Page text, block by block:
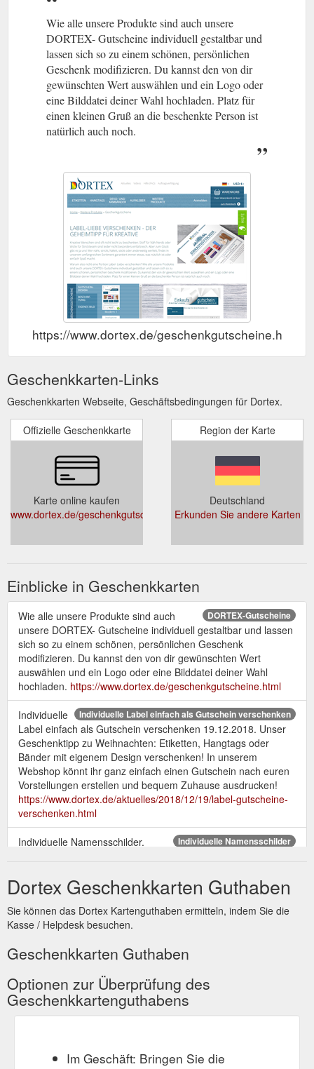
Wie alle unsere Produkte sind auch unsere
DORTEX- Gutscheine individuell gestaltbar und
lassen sich so zu einem schönen, persönlichen
Geschenk modifizieren. Du kannst den von dir
gewünschten Wert auswählen und ein Logo oder
eine Bilddatei deiner Wahl hochladen. Platz für
einen kleinen Gruß an die beschenkte Person ist
natürlich auch noch.
https://www.dortex.de/geschenkgutscheine.html
Geschenkkarten-Links
Geschenkkarten Webseite, Geschäftsbedingungen für Dortex.
Offizielle Geschenkkarte
Karte online kaufen
www.dortex.de/geschenkgutscheine.html
Region der Karte
Deutschland
Erkunden Sie andere Karten
Einblicke in Geschenkkarten
DORTEX-Gutscheine
Wie alle unsere Produkte sind auch
unsere DORTEX- Gutscheine individuell gestaltbar und lassen
sich so zu einem schönen, persönlichen Geschenk
modifizieren. Du kannst den von dir gewünschten Wert
auswählen und ein Logo oder eine Bilddatei deiner Wahl
hochladen. https://www.dortex.de/geschenkgutscheine.html
Individuelle Label einfach als Gutschein verschenken
Individuelle
Label einfach als Gutschein verschenken 19.12.2018. Unser
Geschenktipp zu Weihnachten: Etiketten, Hangtags oder
Bänder mit eigenem Design verschenken! In unserem
Webshop könnt ihr ganz einfach einen Gutschein nach euren
Vorstellungen erstellen und bequem Zuhause ausdrucken!
https://www.dortex.de/aktuelles/2018/12/19/label-gutscheine-
verschenken.html
Individuelle Namensschilder
Individuelle Namensschilder.
Kennzeichnung von Kleidung, zum Anstecken oder als
Türschild. https://www.dortex.de/namensschilder.html?
pk_page=warengutschein&pk_rec=tuerschilder
individuelle Label verschenken oder selber nutzen.
knallig bunte Satinetiketten? Verschenke einfach einen
Gutschein und alles ist möglich! Ein Label mit eigenem Namen
oder ein individuell bedrucktes Satinband machen selbst
Dortex Geschenkkarten Guthaben
Sie können das Dortex Kartenguthaben ermitteln, indem Sie die
Kasse / Helpdesk besuchen.
Geschenkkarten Guthaben
Optionen zur Überprüfung des
Geschenkkartenguthabens
Im Geschäft: Bringen Sie die